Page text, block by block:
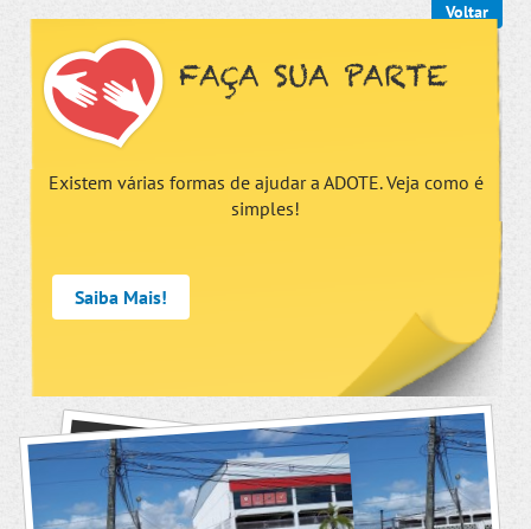
Voltar
FAÇA SUA PARTE
Existem várias formas de ajudar a ADOTE. Veja como é
simples!
Saiba Mais!